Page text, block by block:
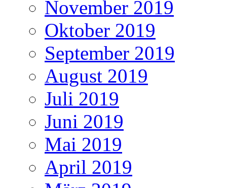
November 2019
Oktober 2019
September 2019
August 2019
Juli 2019
Juni 2019
Mai 2019
April 2019